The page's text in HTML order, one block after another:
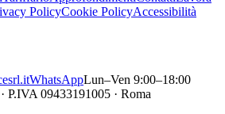
PolicyCookie PolicyAccessibilità
WhatsAppLun–Ven 9:00–18:00
P.IVA 09433191005 · Roma